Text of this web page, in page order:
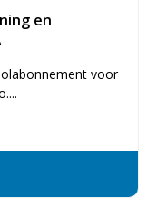
en
voor